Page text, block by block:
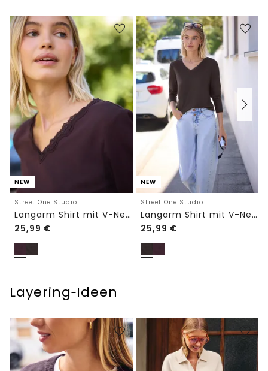
NEW
Street One Studio
Langarm Shirt mit V-Neck und Spitze
25,99 €
NEW
Street One Studio
Langarm Shirt mit V-Neck und Spitze
25,99 €
Layering‑Ideen